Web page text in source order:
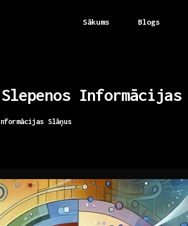
Sākums Blogs
Slepenos Informācijas
Slāņus